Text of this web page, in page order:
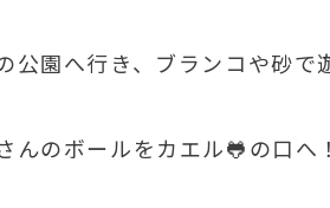
公園へ行き、ブランコや砂で
んのボールをカエル🐸の口へ！